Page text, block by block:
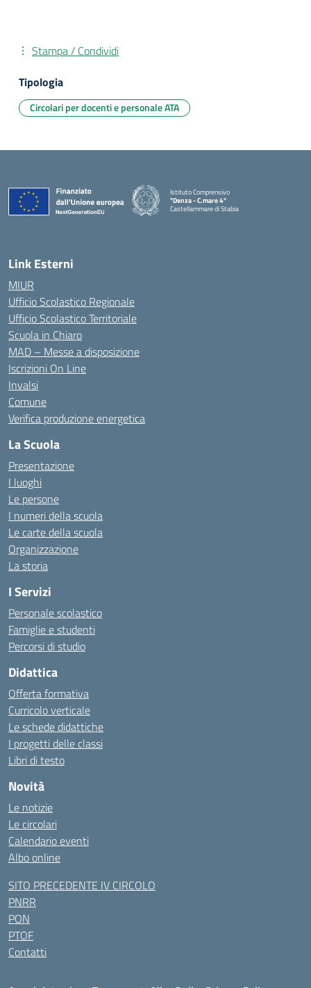
Stampa / Condividi
Tipologia
Circolari per docenti e personale ATA
Istituto Comprensivo
"Denza - C.mare 4"
Castellammare di Stabia
Link Esterni
MIUR
Ufficio Scolastico Regionale
Ufficio Scolastico Territoriale
Scuola in Chiaro
MAD – Messe a disposizione
Iscrizioni On Line
Invalsi
Comune
Verifica produzione energetica
La Scuola
Presentazione
I luoghi
Le persone
I numeri della scuola
Le carte della scuola
Organizzazione
La storia
I Servizi
Personale scolastico
Famiglie e studenti
Percorsi di studio
Didattica
Offerta formativa
Curricolo verticale
Le schede didattiche
I progetti delle classi
Libri di testo
Novità
Le notizie
Le circolari
Calendario eventi
Albo online
SITO PRECEDENTE IV CIRCOLO
PNRR
PON
PTOF
Contatti